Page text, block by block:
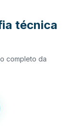
técnica
completo da